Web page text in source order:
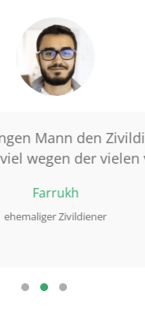
Mann den
wegen der vielen
Farrukh
ehemaliger Zivildiener